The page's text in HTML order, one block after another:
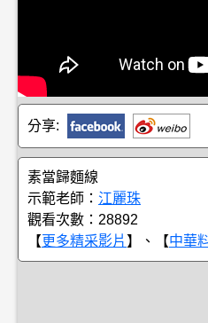
分享:
素當歸麵線
示範老師： 江麗珠
觀看次數：28892
【更多精采影片 】、【中華